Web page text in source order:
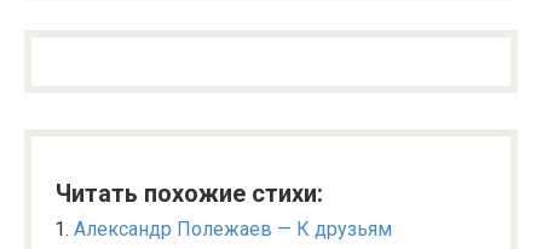
Читать похожие стихи:
Александр Полежаев — К друзьям